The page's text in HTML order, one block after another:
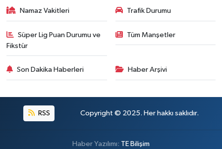
Namaz Vakitleri Trafik Durumu
Süper Lig Puan Durumu ve
Fikstür
Tüm Manşetler
Son Dakika Haberleri Haber Arşivi
RSS Copyright © 2025. Her hakkı saklıdır.
Haber Yazılımı: TE Bilişim